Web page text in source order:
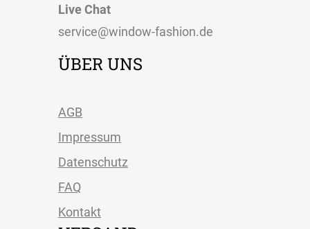
Live Chat
service@window-fashion.de
ÜBER UNS
AGB
Impressum
Datenschutz
FAQ
Kontakt